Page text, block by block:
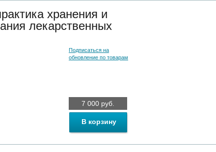
хранения и
лекарственных
Подписаться на
обновление по товарам
7 000 руб.
В корзину